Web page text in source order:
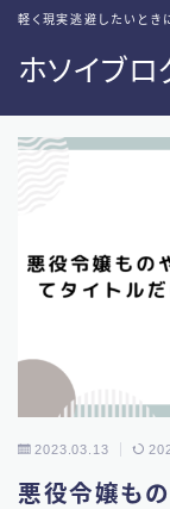
ホソイブロ
軽く現実逃避したいとき
2023.03.13
悪役令嬢も